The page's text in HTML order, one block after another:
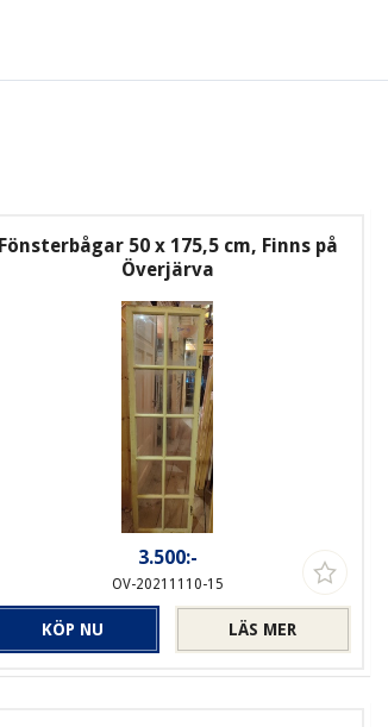
Fönsterbågar 50 x 175,5 cm, Finns på
Överjärva
3.500:-
OV-20211110-15
LÄS MER
KÖP NU